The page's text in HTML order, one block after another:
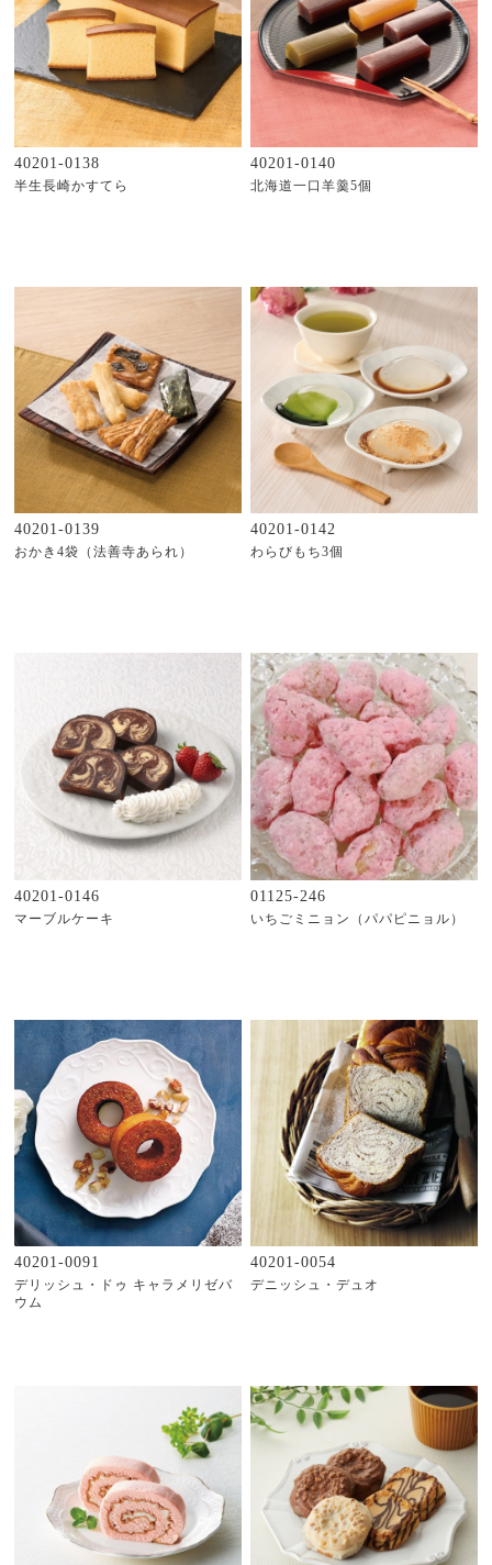
40201-0138
半生長崎かすてら
40201-0140
北海道一口羊羹5個
40201-0139
おかき4袋（法善寺あられ）
40201-0142
わらびもち3個
40201-0146
マーブルケーキ
01125-246
いちごミニョン（パパピニョル）
40201-0091
デリッシュ・ドゥ キャラメリゼバ
ウム
40201-0054
デニッシュ・デュオ